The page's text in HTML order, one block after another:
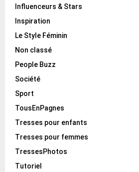
Influenceurs & Stars
Inspiration
Le Style Féminin
Non classé
People Buzz
Société
Sport
TousEnPagnes
Tresses pour enfants
Tresses pour femmes
TressesPhotos
Tutoriel